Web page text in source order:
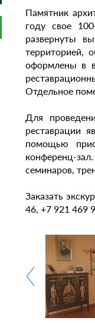
Памятник
году свое
развернуты
территорией,
оформлены в
Отдельное
Для
реставрации
помощью
конференц-
семинаров,
Заказать
46, +7 921 469